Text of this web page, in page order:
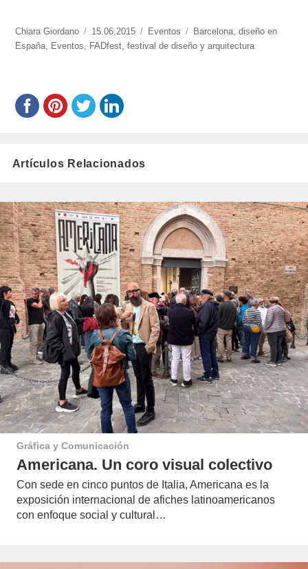
https://www.experimenta.es/author/chiara-
giordano/
Chiara Giordano
Publicado
el
15.06.2015 Categorías
Eventos Etiquetas
Barcelona,diseño en
España, Eventos, FADfest,festival de diseño y arquitectura
Artículos Relacionados
Gráfica y Comunicación
Americana. Un coro visual colectivo
Con sede en cinco puntos de Italia, Americana es la
exposición internacional de afiches latinoamericanos
con enfoque social y cultural…